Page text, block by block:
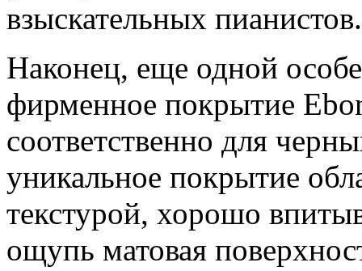
взыскательных пианистов.
Наконец, еще одной
фирменное покрытие
соответственно для
уникальное покрытие
текстурой, хорошо
ощупь матовая